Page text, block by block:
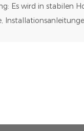
Es wird in stabilen